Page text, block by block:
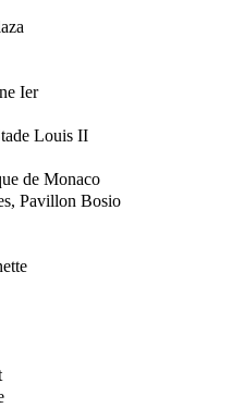
Ier
Louis II
de Monaco
Pavillon Bosio